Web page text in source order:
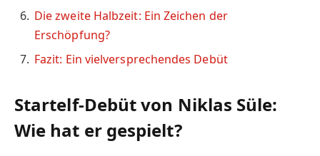
Die zweite Halbzeit: Ein Zeichen der
Erschöpfung?
Fazit: Ein vielversprechendes Debüt
Startelf-Debüt von Niklas Süle:
Wie hat er gespielt?